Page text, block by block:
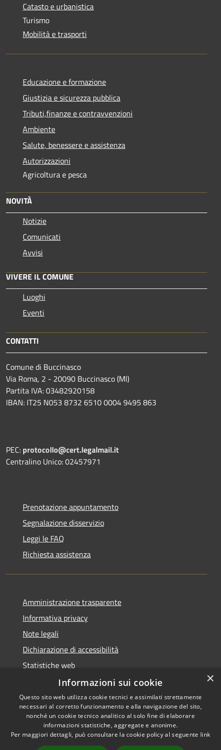
Catasto e urbanistica
Turismo
Mobilità e trasporti
Educazione e formazione
Giustizia e sicurezza pubblica
Tributi,finanze e contravvenzioni
Ambiente
Salute, benessere e assistenza
Autorizzazioni
Agricoltura e pesca
NOVITÀ
Notizie
Comunicati
Avvisi
VIVERE IL COMUNE
Luoghi
Eventi
CONTATTI
Comune di Buccinasco
Via Roma, 2 - 20090 Buccinasco (MI)
Partita IVA: 03482920158
IBAN: IT25 N053 8732 6510 0004 9495 863
PEC: protocollo@cert.legalmail.it
Centralino Unico: 02457971
Prenotazione appuntamento
Segnalazione disservizio
Leggi le FAQ
Richiesta assistenza
Amministrazione trasparente
Informativa privacy
Note legali
Dichiarazione di accessibilità
Statistiche web
Accessibilità
Privacy
Copyright © 2026 • Comune di
Buccinasco • Powered by
Municipium•Accesso
×
Informazioni sui cookie
Questo sito web utilizza cookie tecnici e assimilati strettamente
necessari al corretto funzionamento e alla navigazione del sito,
nonché un cookie tecnico analitico al solo fine di elaborare
informazioni statistiche, aggregate e anonime.
Per maggiori dettagli, può consultare la cookie policy al seguente link